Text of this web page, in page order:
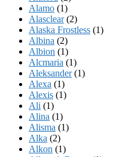
Alamo (1)
Alasclear(2)
Alaska Frostless (1)
Albina (2)
Albion (1)
Alcmaria (1)
Aleksander(1)
Alexa (1)
Alexis (1)
Ali (1)
Alina (1)
Alisma (1)
Alka (2)
Alkon (1)